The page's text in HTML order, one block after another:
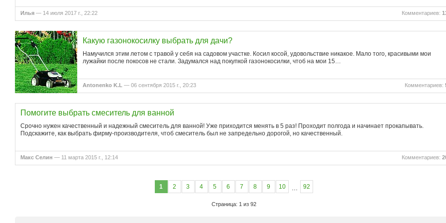
Илья — 14 июля 2017 г., 22:22 Комментариев:
Какую газонокосилку выбрать для дачи?
Намучился этим летом с травой у себя на садовом участке. Косил косой, удовольствие никакое. Мало того, красивыми мои
лужайки после покосов не стали. Задумался над покупкой газонокосилки, чтоб на мои 15…
Antonenko K.L — 06 сентября 2015 г., 20:23 Комментариев:
Помогите выбрать смеситель для ванной
Срочно нужен качественный и надежный смеситель для ванной! Уже приходится менять в 5 раз! Проходит полгода и начинает прокапывать.
Подскажите, как выбрать фирму-производителя, чтоб смеситель был не запредельно дорогой, но качественный.
Макс Селин — 11 марта 2015 г., 12:14 Комментариев:
1 2 3 4 5 6 7 8 9 10 92
Страница: 1 из 92